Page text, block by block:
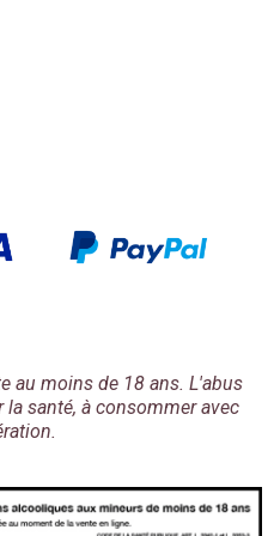
au moins de 18 ans. L'abus
santé, à consommer avec